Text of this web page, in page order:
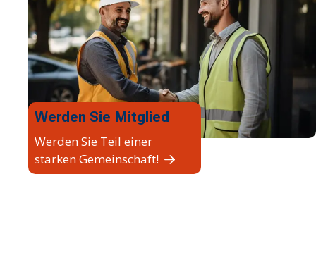
Werden Sie Mitglied
Werden Sie Teil einer
starken Gemeinschaft!